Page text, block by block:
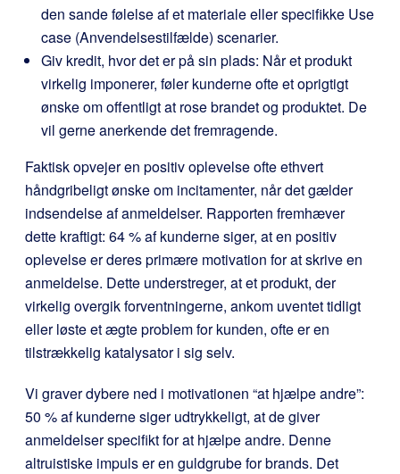
den sande følelse af et materiale eller specifikke Use
case (Anvendelsestilfælde) scenarier.
Giv kredit, hvor det er på sin plads: Når et produkt
virkelig imponerer, føler kunderne ofte et oprigtigt
ønske om offentligt at rose brandet og produktet. De
vil gerne anerkende det fremragende.
Faktisk opvejer en positiv oplevelse ofte ethvert
håndgribeligt ønske om incitamenter, når det gælder
indsendelse af anmeldelser. Rapporten fremhæver
dette kraftigt: 64 % af kunderne siger, at en positiv
oplevelse er deres primære motivation for at skrive en
anmeldelse. Dette understreger, at et produkt, der
virkelig overgik forventningerne, ankom uventet tidligt
eller løste et ægte problem for kunden, ofte er en
tilstrækkelig katalysator i sig selv.
Vi graver dybere ned i motivationen “at hjælpe andre”:
50 % af kunderne siger udtrykkeligt, at de giver
anmeldelser specifikt for at hjælpe andre. Denne
altruistiske impuls er en guldgrube for brands. Det